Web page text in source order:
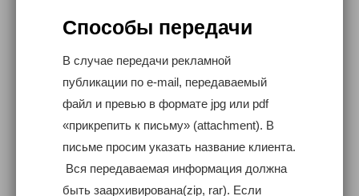
Способы передачи
В случае передачи рекламной
публикации по e-mail, передаваемый
файл и превью в формате jpg или pdf
«прикрепить к письму» (attachment). В
письме просим указать название клиента.
Вся передаваемая информация должна
быть заархивирована(zip, rar). Если